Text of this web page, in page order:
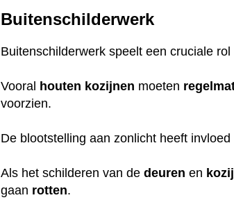
Buitenschilderwerk
Buitenschilderwerk speelt een cruciale
Vooral houten kozijnen moeten
voorzien.
De blootstelling aan zonlicht heeft
Als het schilderen van dedeuren en
gaan rotten.